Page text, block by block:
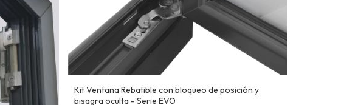
Kit Ventana Rebatible con bloqueo de posición y
bisagra oculta - Serie EVO